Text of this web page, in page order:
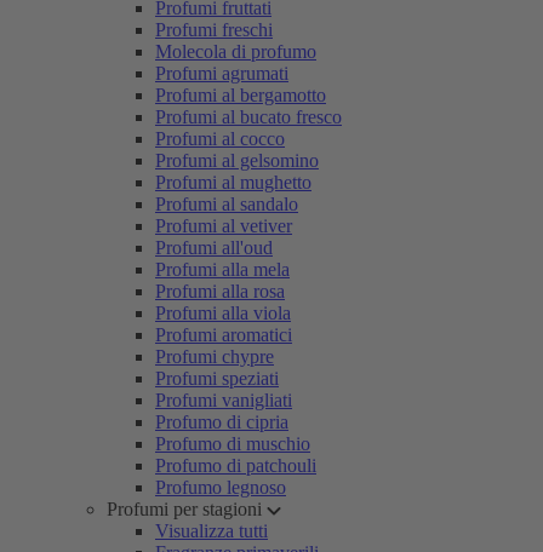
Profumi fruttati
Profumi freschi
Molecola di profumo
Profumi agrumati
Profumi al bergamotto
Profumi al bucato fresco
Profumi al cocco
Profumi al gelsomino
Profumi al mughetto
Profumi al sandalo
Profumi al vetiver
Profumi all'oud
Profumi alla mela
Profumi alla rosa
Profumi alla viola
Profumi aromatici
Profumi chypre
Profumi speziati
Profumi vanigliati
Profumo di cipria
Profumo di muschio
Profumo di patchouli
Profumo legnoso
Profumi per stagioni
Visualizza tutti